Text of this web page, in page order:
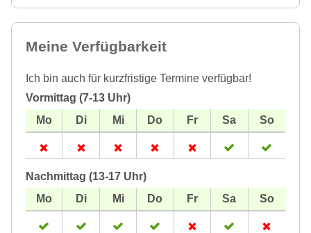
Meine Verfügbarkeit
Ich bin auch für kurzfristige Termine verfügbar!
Vormittag (7-13 Uhr)
Nachmittag (13-17 Uhr)